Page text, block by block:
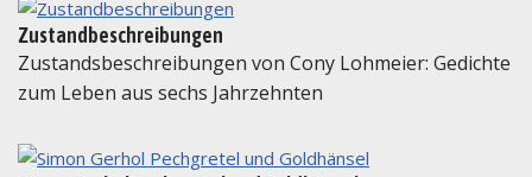
Zustandbeschreibungen
Zustandsbeschreibungen von Cony Lohmeier: Gedichte
zum Leben aus sechs Jahrzehnten